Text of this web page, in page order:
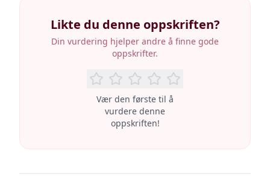
Likte du denne oppskriften?
Din vurdering hjelper andre å finne gode
oppskrifter.
Vær den første til å
vurdere denne
oppskriften!